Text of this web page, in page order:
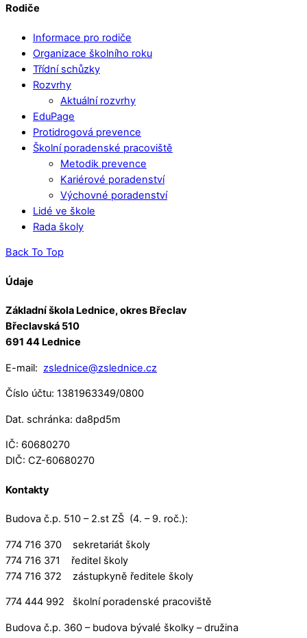
Rodiče
Informace pro rodiče
Organizace školního roku
Třídní schůzky
Rozvrhy
Aktuální rozvrhy
EduPage
Protidrogová prevence
Školní poradenské pracoviště
Metodik prevence
Kariérové poradenství
Výchovné poradenství
Lidé ve škole
Rada školy
Back To Top
Údaje
Základní škola Lednice, okres Břeclav
Břeclavská 510
691 44 Lednice
E-mail: zslednice@zslednice.cz
Číslo účtu: 1381963349/0800
Dat. schránka: da8pd5m
IČ: 60680270
DIČ: CZ-60680270
Kontakty
Budova č.p. 510 – 2.st ZŠ (4. – 9. roč.):
774 716 370 sekretariát školy
774 716 371 ředitel školy
774 716 372 zástupkyně ředitele školy
774 444 992 školní poradenské pracoviště
Budova č.p. 360 – budova bývalé školky – družina